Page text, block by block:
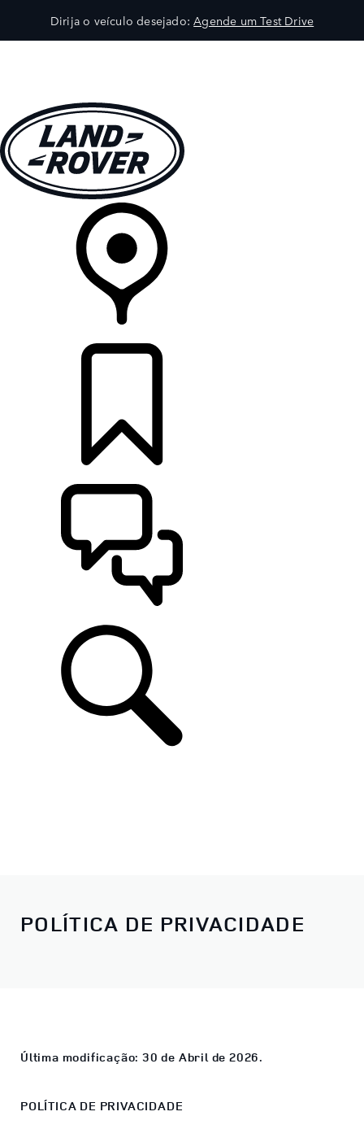
Dirija o veículo desejado:Agende um Test Drive
POLÍTICA DE PRIVACIDADE
Última modificação: 30 de Abril de 2026.
POLÍTICA DE PRIVACIDADE